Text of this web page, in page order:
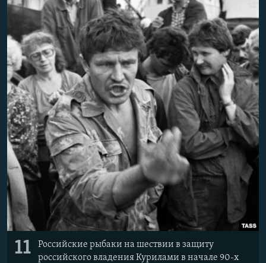
11
Российские рыбаки на шествии в защиту
российского владения Курилами в начале 90-х